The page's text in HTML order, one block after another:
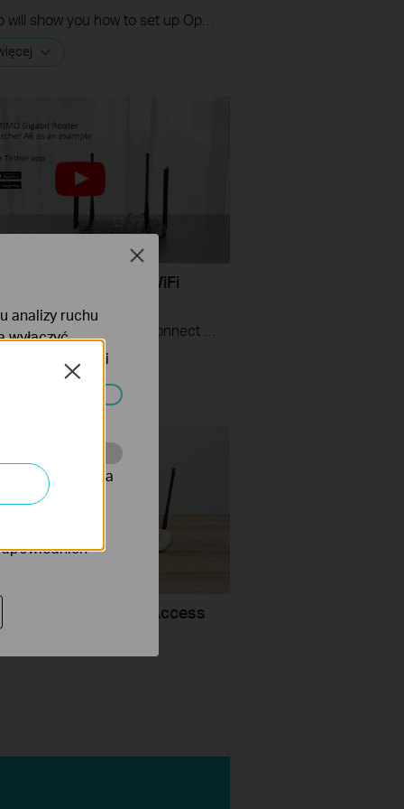
up Your TP-Link WiFi
a router into an Access
Close
analizy ruchu
prywatności
co umożliwia
reklamowych
Close